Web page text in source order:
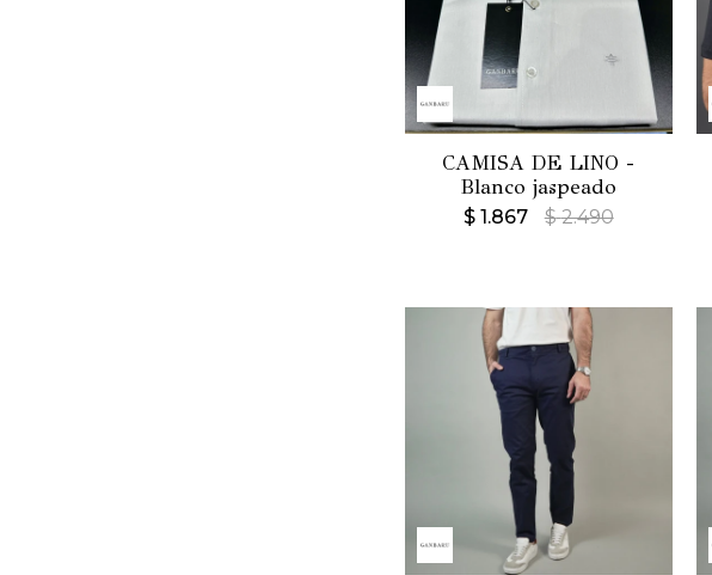
CAMISA DE LINO -
Blanco jaspeado
$ 1.867 $ 2.490